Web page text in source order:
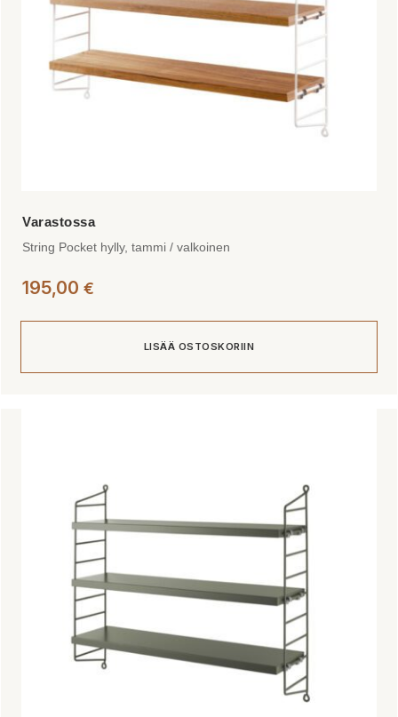
String Pocket hylly, tammi / valkoinen
195,00 €
LISÄÄ OSTOSKORIIN